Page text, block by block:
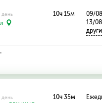
день 10ч 15м
09/
13/08
день 10ч 35м